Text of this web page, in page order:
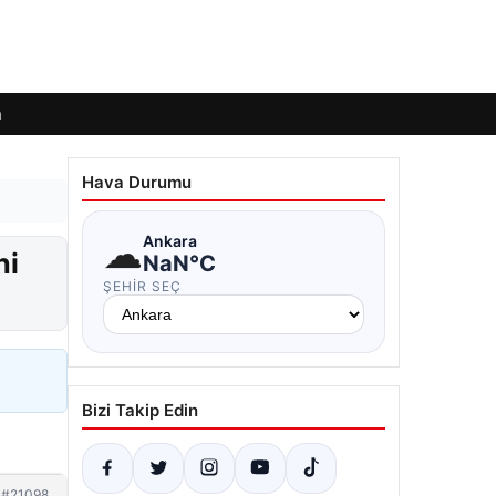
Hava Durumu
☁Ankara
NaN°C
ŞEHIR SEÇ
Bizi Takip Edin